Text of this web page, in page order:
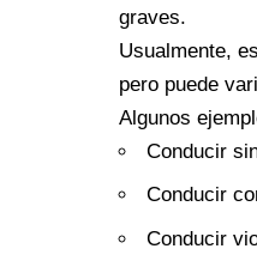
graves.
Usualmente,
pero puede
Algunos
Conducir
Conducir
Conducir